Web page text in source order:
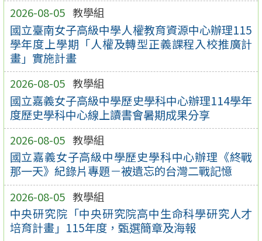
2026-08-05 教學組
國立臺南女子高級中學人權教育資源中心辦理115
學年度上學期「人權及轉型正義課程入校推廣計
畫」實施計畫
2026-08-05 教學組
國立嘉義女子高級中學歷史學科中心辦理114學年
度歷史學科中心線上讀書會暑期成果分享
2026-08-05 教學組
國立嘉義女子高級中學歷史學科中心辦理《終戰
那一天》紀錄片專題－被遺忘的台灣二戰記憶
2026-08-05 教學組
中央研究院「中央研究院高中生命科學研究人才
培育計畫」115年度，甄選簡章及海報